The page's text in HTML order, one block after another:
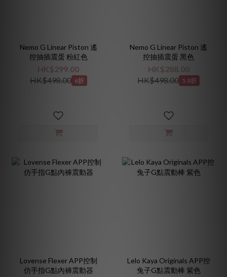
Nemo G Linear Piston 遙
控抽插震蛋 粉紅色
HK$299.00
HK$498.00 6折
Nemo G Linear Piston 遙
控抽插震蛋 黑色
HK$288.00
HK$498.00 5.8折
Lovense Flexer APP控制
仿手指G點內褲震動器
Lelo Kaya Originals APP控
兔子G點震動棒 紫色